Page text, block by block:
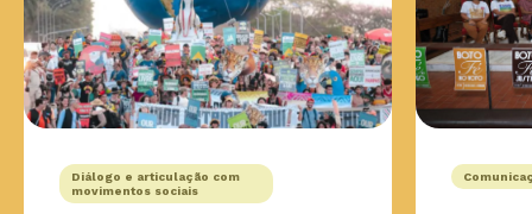
Diálogo e articulação com
movimentos sociais